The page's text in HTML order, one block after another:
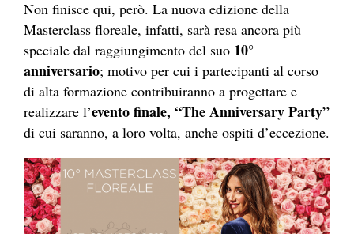
Non finisce qui, però. La nuova edizione della
Masterclass floreale, infatti, sarà resa ancora più
speciale dal raggiungimento del suo 10°
anniversario; motivo per cui i partecipanti al corso
di alta formazione contribuiranno a progettare e
realizzare l’evento finale, “The Anniversary Party”
di cui saranno, a loro volta, anche ospiti d’eccezione.